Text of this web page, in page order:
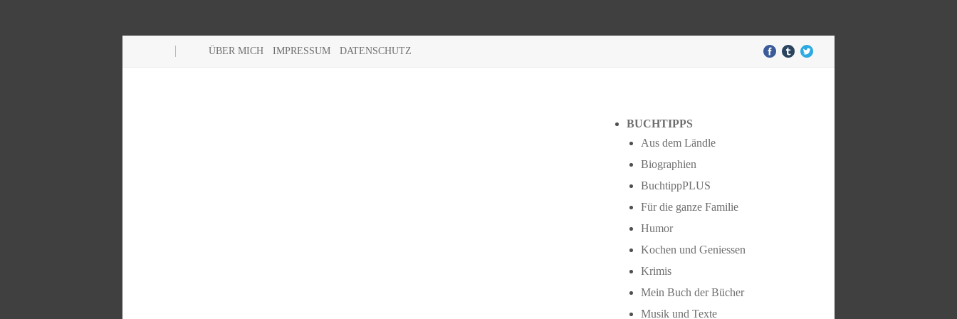
ÜBER MICH IMPRESSUM DATENSCHUTZ
BUCHTIPPS
Aus dem Ländle
Biographien
BuchtippPLUS
Für die ganze Familie
Humor
Kochen und Geniessen
Krimis
Mein Buch der Bücher
Musik und Texte